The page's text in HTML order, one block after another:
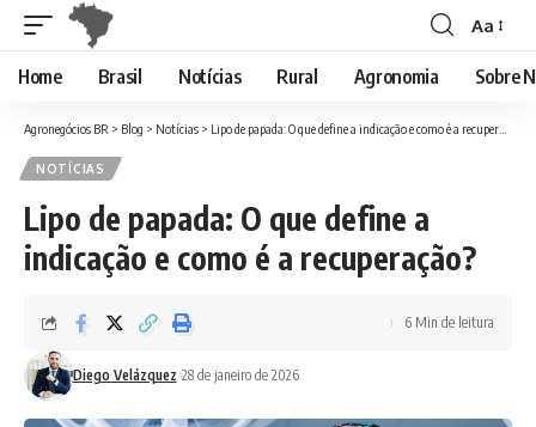
Font
Resizer
Aa
Home Brasil Notícias Rural Agronomia Sobre
Agronegócios BR > Blog > Notícias > Lipo de papada: O que define a indicação e como é a recuperação?
NOTÍCIAS
Lipo de papada: O que define a
indicação e como é a recuperação?
Diego Velázquez 28 de janeiro de 2026
6 Min de leitura